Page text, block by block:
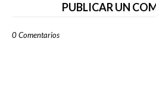
PUBLICAR UN
0 Comentarios